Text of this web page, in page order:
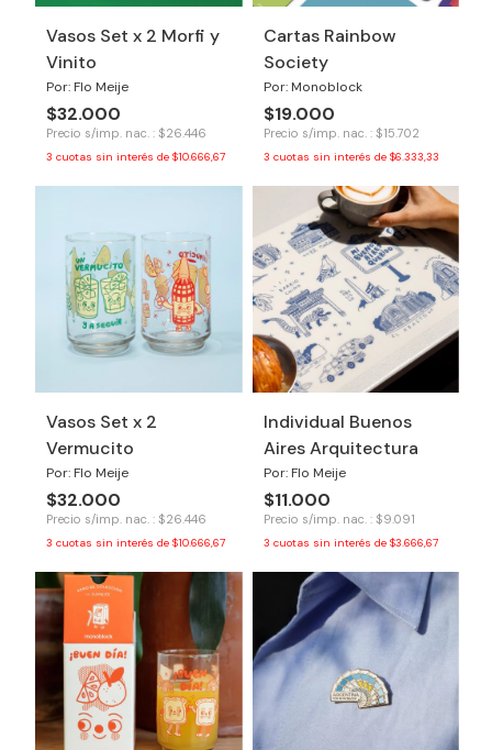
Vasos Set x 2 Morfi y
Vinito
Por: Flo Meije
$32.000
Precio s/imp. nac. : $26.446
3 cuotas sin interés de $10.666,67
Cartas Rainbow
Society
Por: Monoblock
$19.000
Precio s/imp. nac. : $15.702
3 cuotas sin interés de $6.333,33
Vasos Set x 2
Vermucito
Por: Flo Meije
$32.000
Precio s/imp. nac. : $26.446
3 cuotas sin interés de $10.666,67
Individual Buenos
Aires Arquitectura
Por: Flo Meije
$11.000
Precio s/imp. nac. : $9.091
3 cuotas sin interés de $3.666,67